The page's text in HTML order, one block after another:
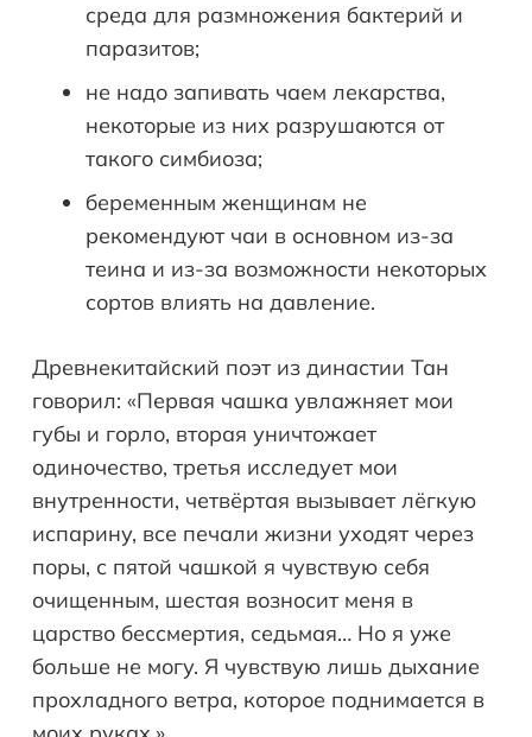
среда для размножения бактерий и
паразитов;
не надо запивать чаем лекарства,
некоторые из них разрушаются от
такого симбиоза;
беременным женщинам не
рекомендуют чаи в основном из-за
теина и из-за возможности некоторых
сортов влиять на давление.
Древнекитайский поэт из династии Тан
говорил: «Первая чашка увлажняет мои
губы и горло, вторая уничтожает
одиночество, третья исследует мои
внутренности, четвёртая вызывает лёгкую
испарину, все печали жизни уходят через
поры, с пятой чашкой я чувствую себя
очищенным, шестая возносит меня в
царство бессмертия, седьмая… Но я уже
больше не могу. Я чувствую лишь дыхание
прохладного ветра, которое поднимается в